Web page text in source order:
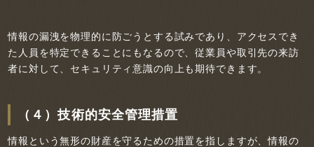
情報の漏洩を物理的に防ごうとする試みであり、アクセスでき
た人員を特定できることにもなるので、従業員や取引先の来訪
者に対して、セキュリティ意識の向上も期待できます。
（４）技術的安全管理措置
情報という無形の財産を守るための措置を指しますが、情報の